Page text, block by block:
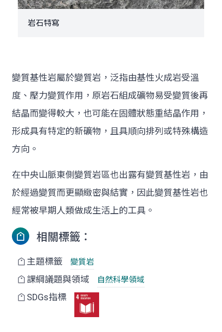
岩石特寫
變質基性岩屬於變質岩，泛指由基性火成岩受溫
度、壓力變質作用，原岩石組成礦物易受變質後再
結晶而變得較大，也可能在固體狀態重結晶作用，
形成具有特定的新礦物，且具順向排列或特殊構造
方向。
在中央山脈東側變質岩區也出露有變質基性岩，由
於經過變質而更顯緻密與結實，因此變質基性岩也
經常被早期人類做成生活上的工具。
相關標籤：
主題標籤 變質岩
課綱議題與領域 自然科學領域
SDGs指標